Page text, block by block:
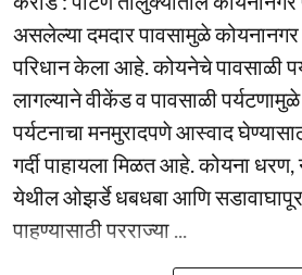
असलेल्या दमदार पावसामुळे कोयनानगर
परिधान केला आहे. कोयनेचे पावसाळी
लागल्याने वीकेंड व पावसाळी
पर्यटनाचा मनमुरादपणे आस्वाद
गर्दी पाहायला मिळत आहे. कोयना
येथील ओझर्डे धबधबा आणि
पाहण्यासाठी परराज्या ...